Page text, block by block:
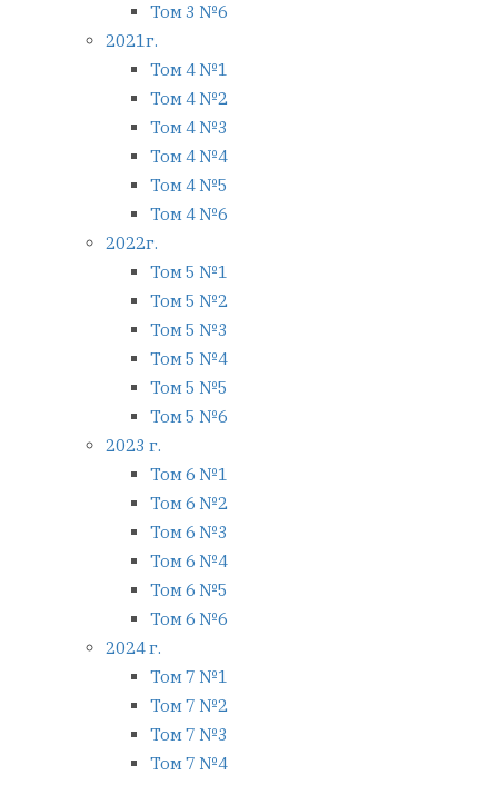
Том 3 №6
2021г.
Том 4 №1
Том 4 №2
Том 4 №3
Том 4 №4
Том 4 №5
Том 4 №6
2022г.
Том 5 №1
Том 5 №2
Том 5 №3
Том 5 №4
Том 5 №5
Том 5 №6
2023 г.
Том 6 №1
Том 6 №2
Том 6 №3
Том 6 №4
Том 6 №5
Том 6 №6
2024 г.
Том 7 №1
Том 7 №2
Том 7 №3
Том 7 №4